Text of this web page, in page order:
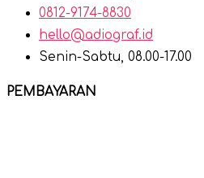
0812-9174-8830
hello@adiograf.id
Senin-Sabtu, 08.00-17.00
PEMBAYARAN